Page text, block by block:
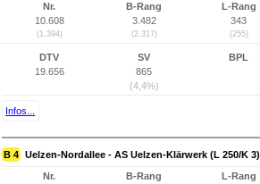
Nr.
10.608
(1.394)
B-Rang
3.482
(2.317)
L-Rang
343
(255)
DTV
19.656
SV
865
(4,4%)
BPL
Infos...
B 4 Uelzen-Nordallee - AS Uelzen-Klärwerk (L 250/K 3)
Nr.
B-Rang
L-Rang